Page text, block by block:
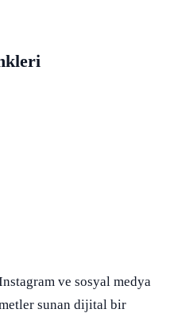
ve sosyal medya
sunan dijital bir